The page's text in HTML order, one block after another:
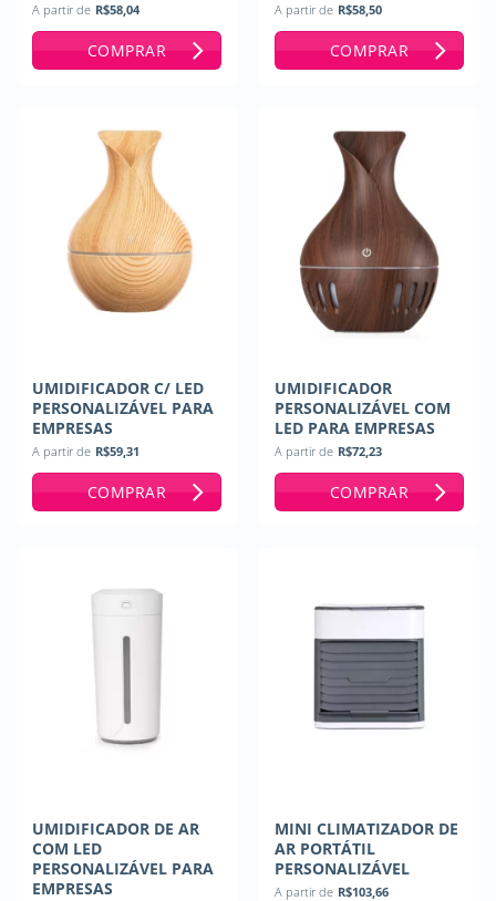
A partir de R$58,04
COMPRAR
A partir de R$58,50
COMPRAR
UMIDIFICADOR C/ LED
PERSONALIZÁVEL PARA
EMPRESAS
A partir de R$59,31
COMPRAR
UMIDIFICADOR
PERSONALIZÁVEL COM
LED PARA EMPRESAS
A partir de R$72,23
COMPRAR
UMIDIFICADOR DE AR
COM LED
PERSONALIZÁVEL PARA
EMPRESAS
MINI CLIMATIZADOR DE
AR PORTÁTIL
PERSONALIZÁVEL
A partir de R$103,66